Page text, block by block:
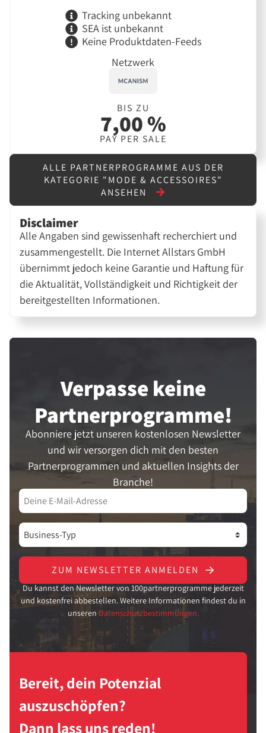
Tracking unbekannt
SEA ist unbekannt
Keine Produktdaten-Feeds
Netzwerk
BIS ZU
7,00 %
PAY PER SALE
ALLE PARTNERPROGRAMME AUS DER
KATEGORIE "MODE & ACCESSOIRES"
ANSEHEN
Disclaimer
Alle Angaben sind gewissenhaft recherchiert und
zusammengestellt. Die Internet Allstars GmbH
übernimmt jedoch keine Garantie und Haftung für
die Aktualität, Vollständigkeit und Richtigkeit der
bereitgestellten Informationen.
Verpasse keine
Partner­programme!
Abonniere jetzt unseren kostenlosen Newsletter
und wir versorgen dich mit den besten
Partnerprogrammen und aktuellen Insights der
Branche!
ZUM NEWSLETTER ANMELDEN
Du kannst den Newsletter von 100partnerprogramme jederzeit
und kostenfrei abbestellen. Weitere Informationen findest du in
unseren Datenschutzbestimmungen.
Bereit, dein Potenzial
auszuschöpfen?
Dann lass uns reden!